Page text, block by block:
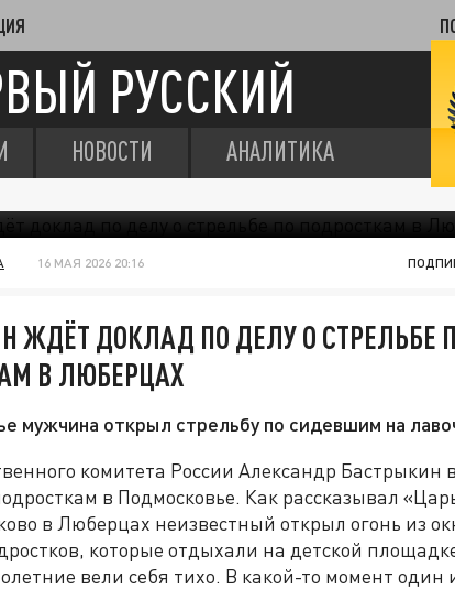
РУССКИЙ
НОВОСТИ АНАЛИТИКА
16 МАЯ 2026 20:16
ЖДЁТ ДОКЛАД ПО ДЕЛУ О СТРЕЛЬБЕ
В ЛЮБЕРЦАХ
мужчина открыл стрельбу по сидевшим на
комитета России Александр Бастрыкин
в Подмосковье. Как рассказывал
в Люберцах неизвестный открыл огонь из
которые отдыхали на детской
вели себя тихо. В какой-то момент один